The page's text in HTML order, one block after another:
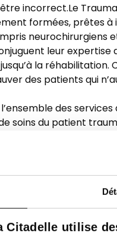
Citadelle utilise
incorrect.Le
formées, prêtes
neurochirurgiens
leur expertise
la
des patients qui
des
soins du patient
c’est aussi une
à des
à la formation
permet de rester